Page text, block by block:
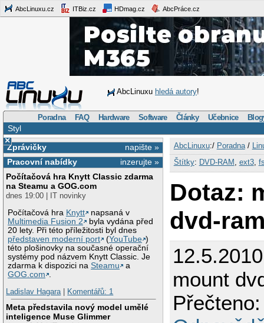
AbcLinuxu.cz ITBiz.cz HDmag.cz AbcPráce.cz
AbcLinuxu hledá autory!
Poradna FAQ Hardware Software Články Učebnice
Styl
×
napište »
Zprávičky
inzerujte »
Pracovní nabídky
Počítačová hra Knytt Classic zdarma
na Steamu a GOG.com
dnes 19:00 | IT novinky
Počítačová hra Knytt
napsaná v
Multimedia Fusion 2
byla vydána před
20 lety. Při této příležitosti byl dnes
představen moderní port
(YouTube )
této plošinovky na současné operační
systémy pod názvem Knytt Classic. Je
zdarma k dispozici naSteamu
a
GOG.com
Ladislav Hagara| Komentářů: 1
Meta představila nový model umělé
inteligence Muse Glimmer
AbcLinuxu:/ Poradna/
Štítky: DVD-RAM ext3,
Dotaz:
dvd-
mount